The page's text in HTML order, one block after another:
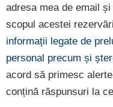
adresa mea de email
scopul acestei
informații legate de
personal precum și
acord să primesc
conțină răspunsuri la